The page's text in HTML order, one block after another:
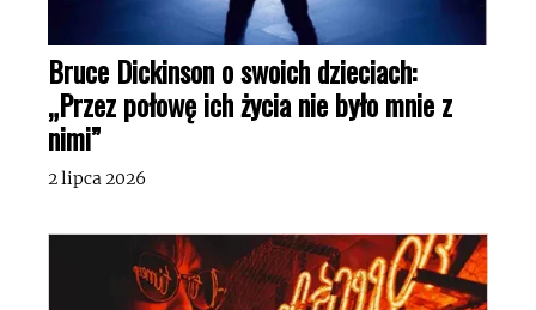
Bruce Dickinson o swoich dzieciach:
„Przez połowę ich życia nie było mnie z
nimi”
2 lipca 2026